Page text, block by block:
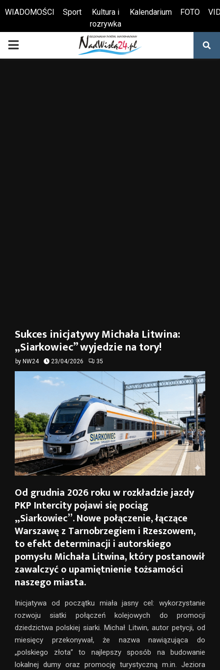
Otwórz pasek narzędzi
WIADOMOŚCI Sport
Kultura i
rozrywka
Kalendarium FOTO
PRIMARY
Sukces inicjatywy Michała Litwina:
„Siarkowiec” wyjedzie na tory!
by NW24 23/04/2026 35
Od grudnia 2026 roku w rozkładzie jazdy
PKP Intercity pojawi się pociąg
„Siarkowiec”.Nowe połączenie, łączące
Warszawę z Tarnobrzegiem i Rzeszowem,
to efekt determinacji i autorskiego
pomysłu Michała Litwina, który postanowił
zawalczyć o upamiętnienie tożsamości
naszego miasta.
Inicjatywa od początku miała jasny cel: wykorzystanie
rozwoju siatki połączeń kolejowych do promocji
dziedzictwa polskiej siarki. Michał Litwin, autor petycji, od
miesięcy przekonywał, że nazwa nawiązująca do
„polskiego złota” to najlepszy sposób na budowanie
lokalnej dumy oraz promocję turystyczną m.in. Jeziora